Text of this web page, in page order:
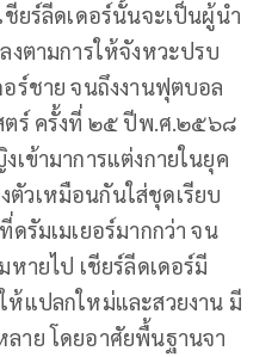
ชียร์ลีดเดอร์นั้นจะเป็นผู้นำ
งตามการให้จังหวะปรบ
ร์ชาย จนถึงงานฟุตบอล
ตร์ ครั้งที่ ๒๕ ปีพ.ศ.๒๕๖๘
เข้ามาการแต่งกายในยุค
วเหมือนกันใส่ชุดเรียบ
ดรัมเมเยอร์มากกว่า จน
หายไป เชียร์ลีดเดอร์มี
ห้แปลกใหม่และสวยงาน มี
าย โดยอาศัยพื้นฐานจา